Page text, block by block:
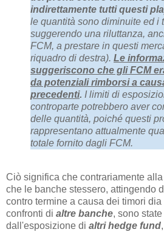
indirettamente tutti questi
le quantità sono diminuite ed i
suggerendo una riluttanza,
FCM, a prestare in questi
riquadro di destra). Le
suggeriscono che gli FCM
da potenziali rimborsi a
precedenti. I limiti di
controparte potrebbero aver
delle quantità, poiché questi
rappresentano attualmente
totale fornito dagli FCM.
Ciò significa che contrariamente
che le banche stessero, attingendo
contro termine a causa dei timori
confronti di altre banche, sono
dall'esposizione di altri hedge fund